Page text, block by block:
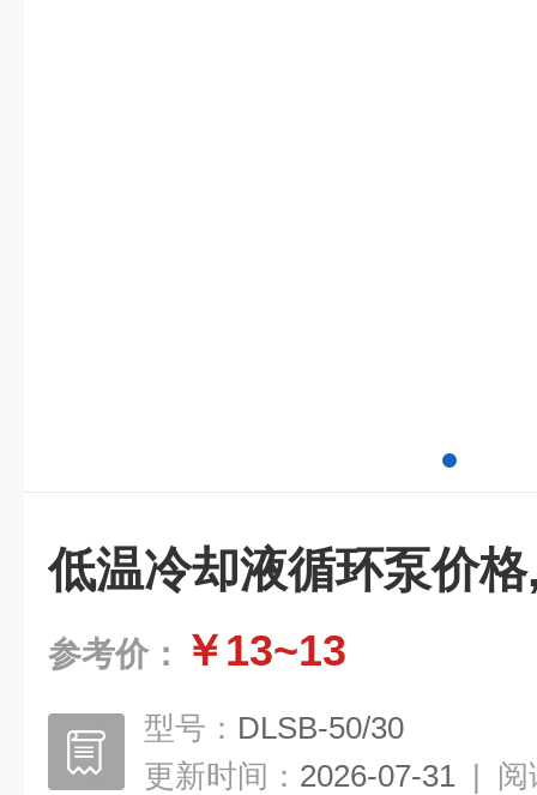
低温冷却液循环泵价
参考价： ￥13~13
型号： DLSB-50/30
更新时间： 2026-07-31 | 阅